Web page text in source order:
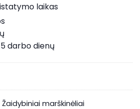
laikas
darbo dienų
Žaidybiniai marškinėliai